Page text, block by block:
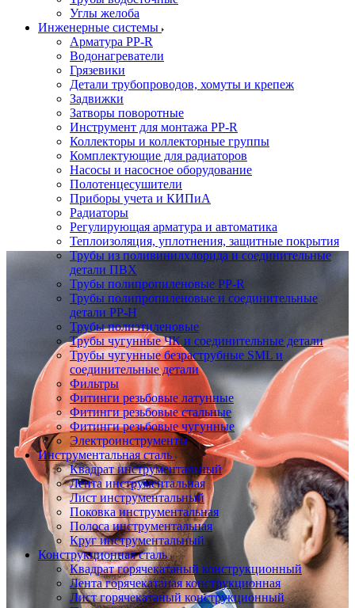
Углы желоба
Инженерные системы
Арматура PP-R
Водонагреватели
Грязевики
Детали трубопроводов, хомуты и крепеж
Задвижки
Затворы поворотные
Инструмент для монтажа PP-R
Коллекторы и коллекторные группы
Комплектующие для радиаторов
Насосы и насосное оборудование
Полотенцесушители
Приборы учета и КИПиА
Радиаторы
Регулирующая арматура и автоматика
Теплоизоляция, уплотнения, защитные покрытия
Трубы из поливинилхлорида и соединительные
детали ПВХ
Трубы полипропиленовые PP-R
Трубы полипропиленовые и соединительные
детали PP-H
Трубы полиэтиленовые
Трубы чугунные ЧК и соединительные детали
Трубы чугунные безраструбные SML и
соединительные детали
Фильтры
Фитинги резьбовые латунные
Фитинги резьбовые стальные
Фитинги резьбовые чугунные
Электроинструменты
Инструментальная сталь
Квадрат инструментальный
Лента инструментальная
Лист инструментальный
Поковка инструментальная
Полоса инструментальная
Круг инструментальный
Конструкционная сталь
Квадрат горячекатаный конструкционный
Лента горячекатаная конструкционная
Лист горячекатаный конструкционный